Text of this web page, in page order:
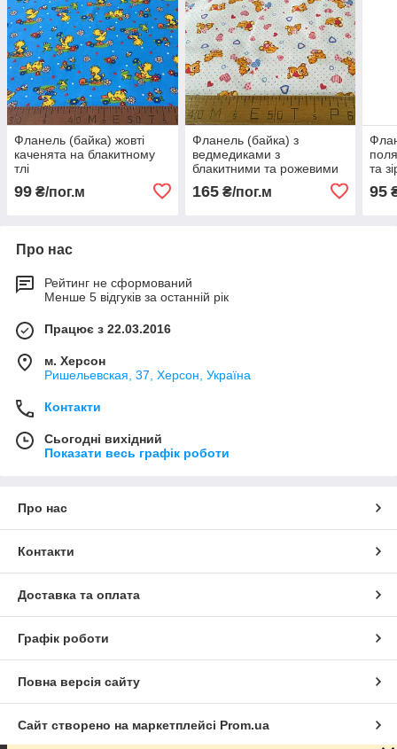
Фланель (байка) жовті
каченята на блакитному
тлі
99 ₴/пог.м
Фланель (байка) з
ведмедиками з
блакитними та рожевими
сердечками на білому тлі
в точку, ширина 195 см
165₴/пог.м
та
см
95
Про нас
Рейтинг не сформований
Менше 5 відгуків за останній рік
Працює з 22.03.2016
м. Херсон
Ришельевская, 37, Херсон, Україна
Контакти
Сьогодні вихідний
Показати весь графік роботи
Про нас
Контакти
Доставка та оплата
Графік роботи
Повна версія сайту
Сайт створено на маркетплейсі Prom.ua